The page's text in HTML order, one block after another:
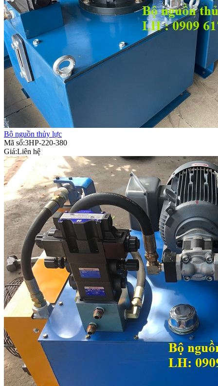
Bộ nguồn thủy lực
Mã số:3HP-220-380
Giá:Liên hệ